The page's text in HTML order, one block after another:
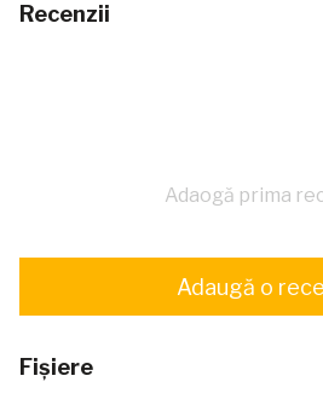
Recenzii
Adaogă prima
Adaugă o
Fișiere